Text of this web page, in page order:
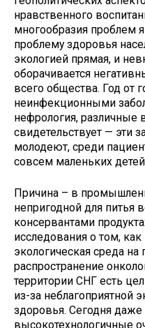
нравственного
многообразия проблем
проблему здоровья
экологией прямая, и
оборачивается
всего общества. Год от
неинфекционными
нефрология, различные
свидетельствует — эти
молодеют, среди
совсем маленьких
Причина – в
непригодной для питья
консервантами
исследования о том, как
экологическая среда на
распространение
территории СНГ есть
из-за неблагоприятной
здоровья. Сегодня даже
высокотехнологичные